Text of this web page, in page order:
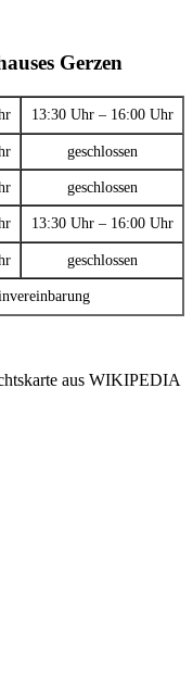
Gerzen
13:30 Uhr – 16:00 Uhr
geschlossen
geschlossen
13:30 Uhr – 16:00 Uhr
geschlossen